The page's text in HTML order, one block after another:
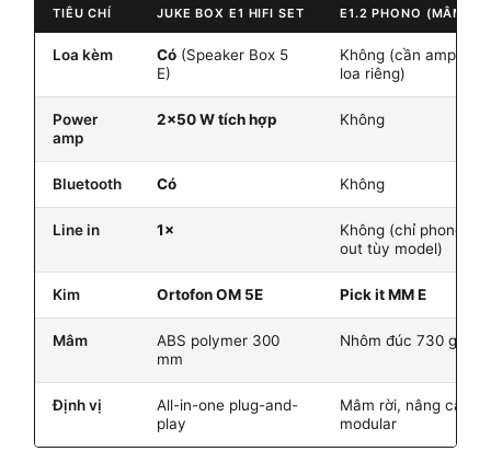
TIÊU CHÍ JUKE BOX E1 HIFI SET E1.2 PHONO (MÂM
Loa kèm Có (Speaker Box 5
E)
Không (cần ampli +
loa riêng)
Power
amp
2×50 W tích hợp Không
Bluetooth Có Không
Line in 1×
Không (chỉ phono/
out tùy model)
Kim Ortofon OM 5E Pick it MM E
Mâm
ABS polymer 300
mm
Nhôm đúc 730 g
Định vị
All-in-one plug-and-
play
Mâm rời, nâng cấp
modular